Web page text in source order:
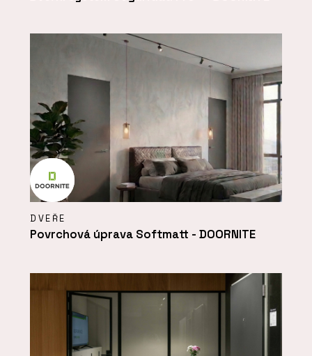
DVEŘE
Povrchová úprava Softmatt - DOORNITE